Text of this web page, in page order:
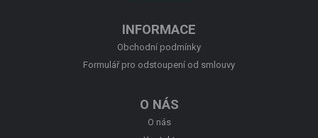
INFORMACE
Obchodní podmínky
Formulář pro odstoupení od smlouvy
O NÁS
O nás